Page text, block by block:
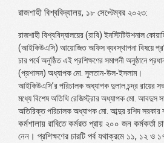
রাজশাহী বিশ্ববিদ্যালয়, ১৮ সেপ্টেম্বর ২০২৩:
রাজশাহী বিশ্ববিদ্যালয়ের (রাবি) ইনস্টিটিউশনাল
(আইকিউএসি) আয়োজিত অফিস ব্যবস্থাপনা বিষয়ে
চার পর্বে অনুষ্ঠিত এই প্রশিক্ষণের সমাপনী অনুষ্ঠানে
(প্রশাসন) অধ্যাপক মো. সুলতান-উল-ইসলাম।
আইকিউএসি’র পরিচালক অধ্যাপক দুলাল চন্দ্র রায়ের
মধ্যে বিশেষ অতিথি রেজিস্ট্রার অধ্যাপক মো. আবদুস
অতিরিক্ত পরিচালক অধ্যাপক মো. আব্দুর রশিদ
কর্মশালায় রাবিতে কর্মরত প্রায় ২০০ জন কর্মকর্তা
নেন। প্রশিক্ষণের চারটি পর্ব যথাক্রমে ১১, ১২ ও